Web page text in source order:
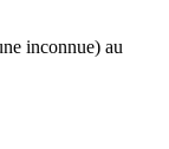
inconnue) au